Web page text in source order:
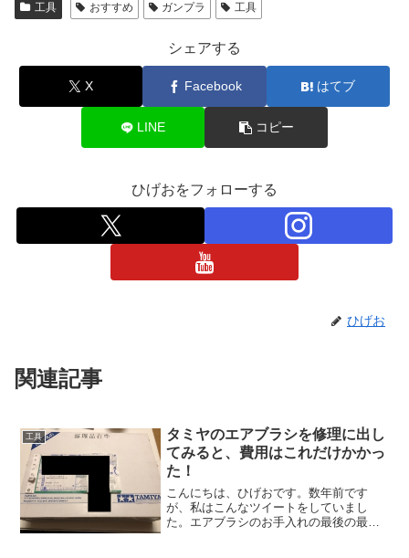
工具 おすすめ ガンプラ 工具
シェアする
X Facebook はてブ
LINE コピー
ひげおをフォローする
ひげお
関連記事
工具
タミヤのエアブラシを修理に出し
てみると、費用はこれだけかかっ
た！
こんにちは、ひげおです。数年前です
が、私はこんなツイートをしていまし
た。エアブラシのお手入れの最後の最後